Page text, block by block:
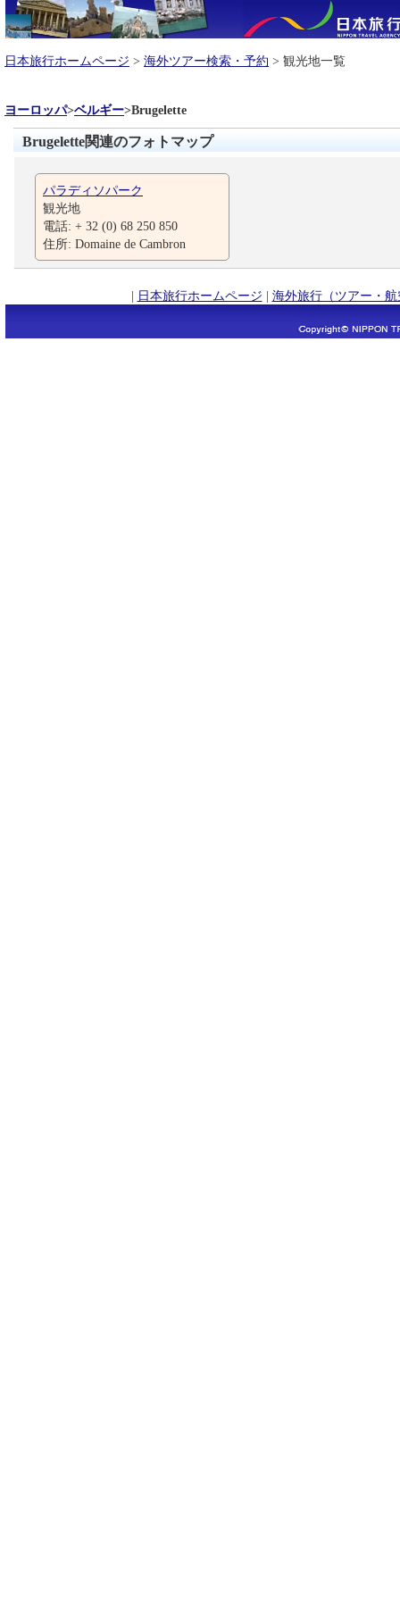
日本旅行ホームページ > 海外ツアー検索・予約 > 観光地一覧
ヨーロッパ>ベルギー>Brugelette
Brugelette関連のフォトマップ
パラディソパーク
観光地
電話: + 32 (0) 68 250 850
住所: Domaine de Cambron
| 日本旅行ホームページ | 海外旅行（ツアー・航